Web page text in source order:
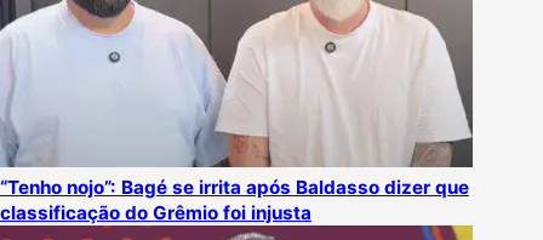
“Tenho nojo”: Bagé se irrita após Baldasso dizer que
classificação do Grêmio foi injusta